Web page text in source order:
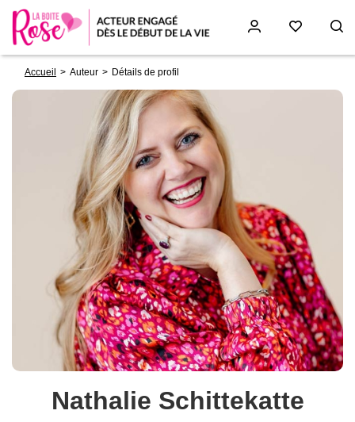
contenu
d'Ariane
Accueil Auteur Détails de profil
Nathalie Schittekatte